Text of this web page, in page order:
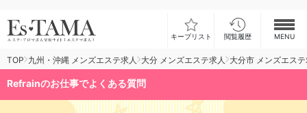
キープリスト 閲覧履歴 MENU
お仕事検索
お仕事ランキング
TOP 九州・沖縄 メンズエステ求人 大分 メンズエステ求人 大分市 メンズエス
Refrainのお仕事でよくある質問